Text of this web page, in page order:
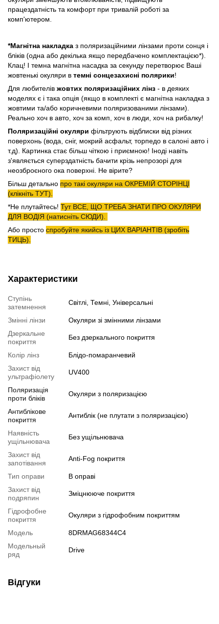
працездатність та комфорт при тривалій роботі за
комп'ютером.
*Магнітна накладка з поляризаційними лінзами проти сонця і
бліків (одна або декілька якщо передбачено комплектацією*).
Клац! І темна магнітна насадка за секунду перетворює Ваші
жовтенькі окуляри в темні сонцезахисні полярики!
Для любителів жовтих поляризаційних лінз - в деяких
моделях є і така опція (якщо в комплекті є магнітна накладка з
жовтими та/або коричневими поляризованими лінзами).
Реально хоч в авто, хоч за комп, хоч в люди, хоч на рибалку!
Поляризаційні окуляри фільтрують відблиски від різних
поверхонь (вода, сніг, мокрий асфальт, торпедо в салоні авто і
т.д). Картинка стає більш чіткою і приємною! Іноді навіть
з'являється суперздатність бачити крізь непрозорі для
неозброєного ока поверхні. Не вірите?
Більш детально про такі окуляри на ОКРЕМІЙ СТОРІНЦІ
(клікніть ТУТ).
*Не плутайтесь! Тут ВСЕ, ЩО ТРЕБА ЗНАТИ ПРО ОКУЛЯРИ
ДЛЯ ВОДІЯ (натисніть СЮДИ).
Або просто спробуйте якийсь із ЦИХ ВАРІАНТІВ (зробіть
ТИЦЬ).
Характеристики
Ступінь
затемнення
Світлі, Темні, Універсальні
Змінні лінзи
Окуляри зі змінними лінзами
Дзеркальне
покриття
Без дзеркального покриття
Колір лінз
Блідо-помаранчевий
Захист від
ультрафіолету
UV400
Поляризація
проти бліків
Окуляри з поляризацією
Антиблікове
покриття
Антиблік (не плутати з поляризацією)
Наявність
ущільнювача
Без ущільнювача
Захист від
запотівання
Anti-Fog покриття
Тип оправи
В оправі
Захист від
подряпин
Зміцнююче покриття
Гідрофобне
покриття
Окуляри з гідрофобним покриттям
Модель
8DRMAG68344C4
Модельный
ряд
Drive
Відгуки